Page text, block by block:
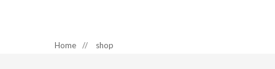
Home // shop